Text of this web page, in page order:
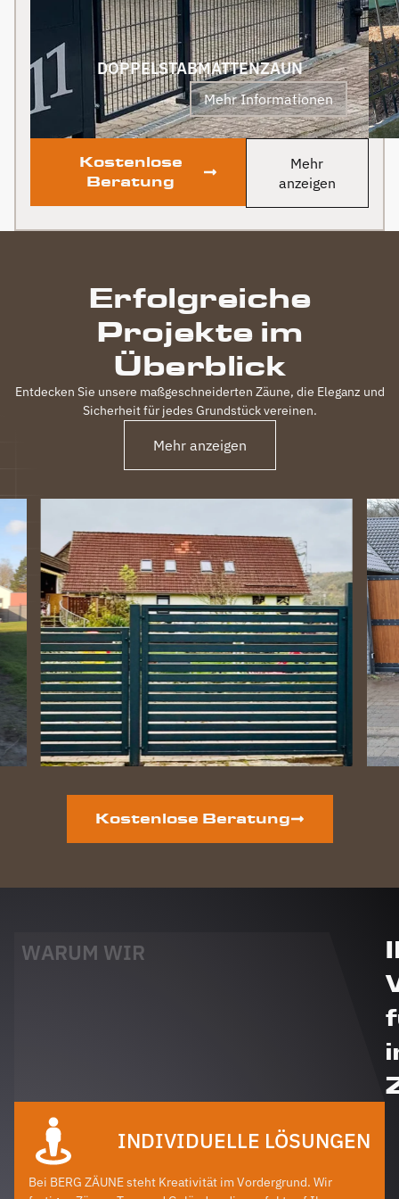
uns! PS Nach
Fertigstellung, gab es
zum Dank und Abschied
sogar noch ein Paket mit
leckerem Honig. Danke
auch dafür!
DOPPELSTABMATTENZAUN
Mehr Informationen
Kostenlose
Beratung
Mehr
anzeigen
Erfolgreiche
Projekte im
Überblick
Entdecken Sie unsere maßgeschneiderten Zäune, die Eleganz und
Sicherheit für jedes Grundstück vereinen.
Mehr anzeigen
Kostenlose Beratung
WARUM WIR
INDIVIDUELLE LÖSUNGEN
Bei BERG ZÄUNE steht Kreativität im Vordergrund. Wir